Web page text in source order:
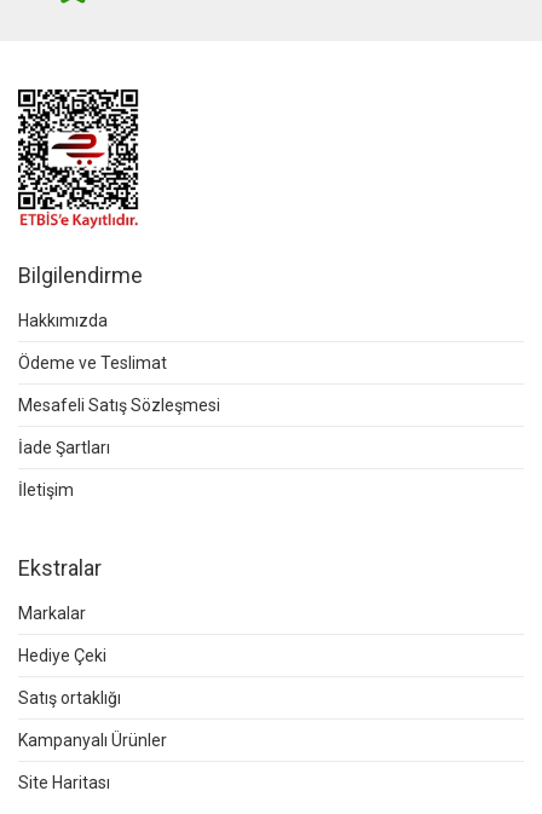
Bilgilendirme
Hakkımızda
Ödeme ve Teslimat
Mesafeli Satış Sözleşmesi
İade Şartları
İletişim
Ekstralar
Markalar
Hediye Çeki
Satış ortaklığı
Kampanyalı Ürünler
Site Haritası